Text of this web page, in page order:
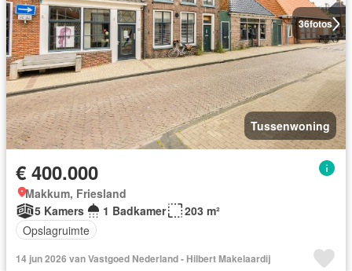
36fotos
Tussenwoning
€ 400.000
Makkum, Friesland
5 Kamers
1 Badkamer
203 m²
Opslagruimte
14 jun 2026 van Vastgoed Nederland - Hilbert Makelaardij